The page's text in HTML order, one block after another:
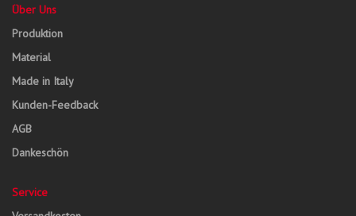
Über Uns
Produktion
Material
Made in Italy
Kunden-Feedback
AGB
Dankeschön
Service